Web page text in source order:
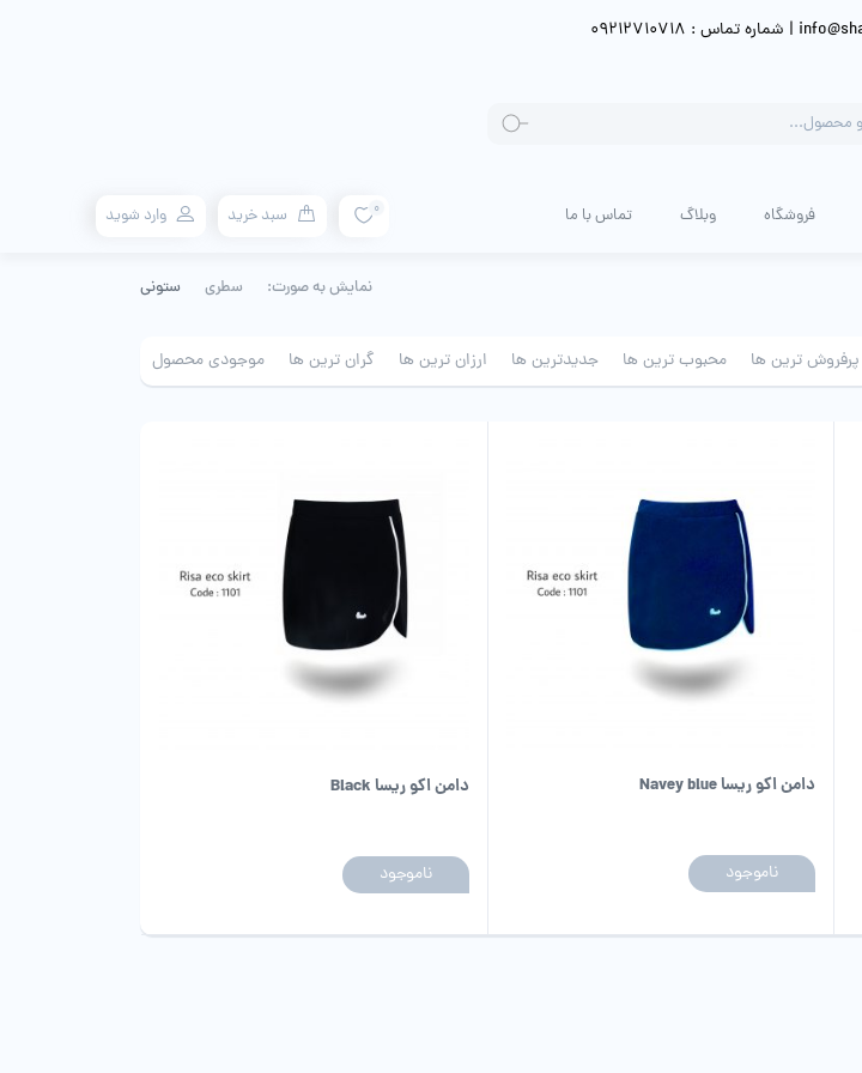
فروشگاه وبلاگ تماس با ما 0 سبد خرید وارد شوید
نمایش به صورت: سطری ستونی
پرفروش ترین ها محبوب ترین ها جدیدترین ها ارزان ترین ها گران ترین ها موجودی محصول
دامن اکو ریسا Navey blue
ناموجود
دامن اکو ریسا Black
ناموجود